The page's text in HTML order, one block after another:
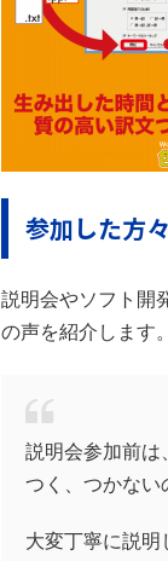
参加した方
説明会やソフト開
の声を紹介します。
説明会参加前は
つく、つかない
大変丁寧に説明